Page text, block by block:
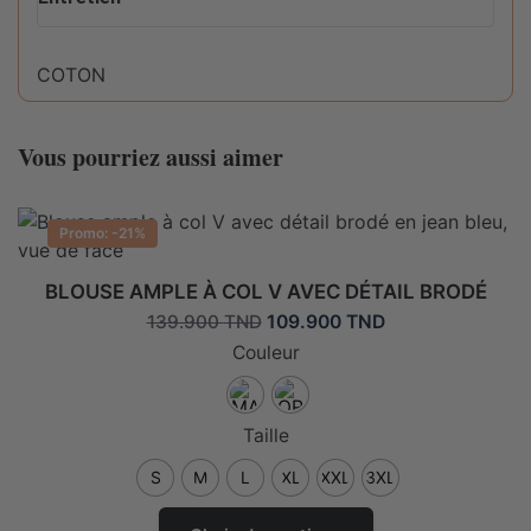
COTON
Composition 100%COTON
Conseils d'entretien pour ce produit :
Ne pas sécher en machine
Lavable en machine max 30°C fragile
Eau de javel interdite
Vous pourriez aussi aimer
Promo: -21%
BLOUSE AMPLE À COL V AVEC DÉTAIL BRODÉ
139.900TND Le
prix
initial
était :
139.900 TND.
109.900 TNDLe
Couleur
Taille
S M L XL XXL 3XL
Ce